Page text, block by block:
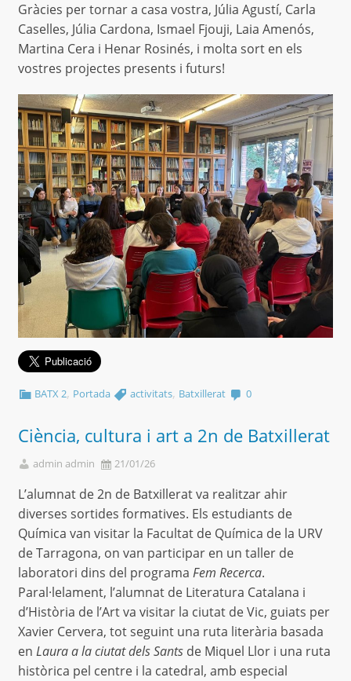
Gràcies per tornar a casa vostra, Júlia Agustí, Carla
Caselles, Júlia Cardona, Ismael Fjouji, Laia Amenós,
Martina Cera i Henar Rosinés, i molta sort en els
vostres projectes presents i futurs!
BATX 2, Portada activitats, Batxillerat 0
Ciència, cultura i art a 2n de Batxillerat
admin admin 21/01/26
L’alumnat de 2n de Batxillerat va realitzar ahir
diverses sortides formatives. Els estudiants de
Química van visitar la Facultat de Química de la URV
de Tarragona, on van participar en un taller de
laboratori dins del programa Fem Recerca.
Paral·lelament, l’alumnat de Literatura Catalana i
d’Història de l’Art va visitar la ciutat de Vic, guiats per
Xavier Cervera, tot seguint una ruta literària basada
en Laura a la ciutat dels Sants de Miquel Llor i una ruta
històrica pel centre i la catedral, amb especial